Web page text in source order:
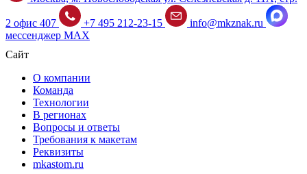
2 офис 407 +7 495 212-23-15
info@mkznak.ru
мессенджер MAX
Сайт
О компании
Команда
Технологии
В регионах
Вопросы и ответы
Требования к макетам
Реквизиты
mkastom.ru